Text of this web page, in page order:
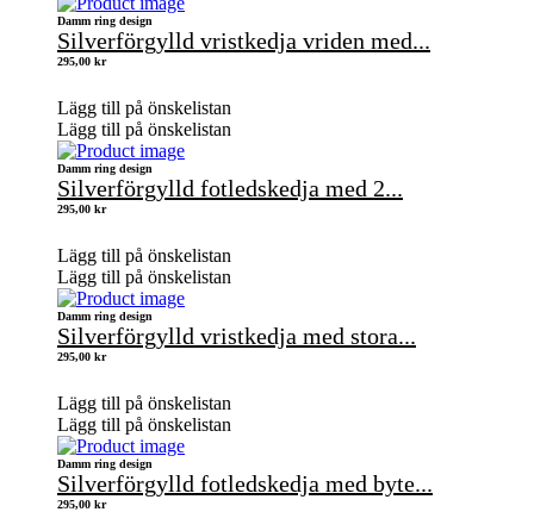
Damm ring design
Silverförgylld vristkedja vriden med...
295,00 kr
Lägg till på önskelistan
Lägg till på önskelistan
Damm ring design
Silverförgylld fotledskedja med 2...
295,00 kr
Lägg till på önskelistan
Lägg till på önskelistan
Damm ring design
Silverförgylld vristkedja med stora...
295,00 kr
Lägg till på önskelistan
Lägg till på önskelistan
Damm ring design
Silverförgylld fotledskedja med byte...
295,00 kr